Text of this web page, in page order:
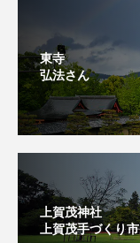
東寺
弘法さん
上賀茂神社
上賀茂手づくり市⁡